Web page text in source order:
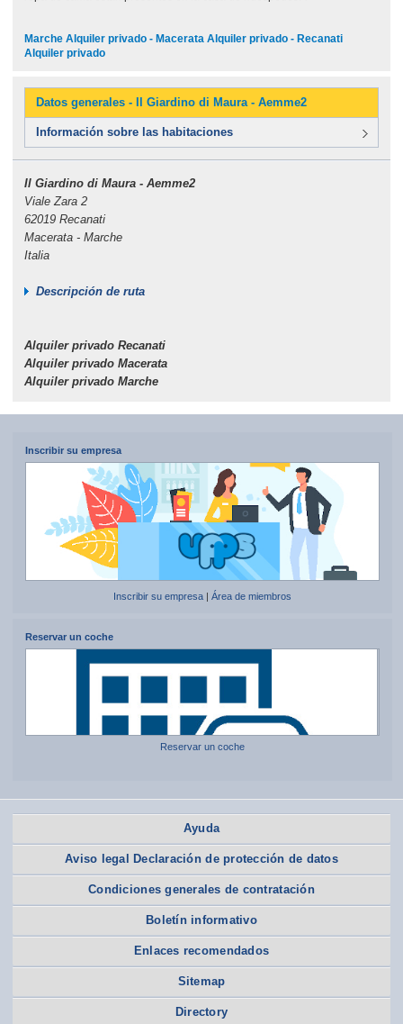
Marche Alquiler privado - Macerata Alquiler privado - Recanati
Alquiler privado
Datos generales - Il Giardino di Maura - Aemme2
Información sobre las habitaciones
Il Giardino di Maura - Aemme2
Viale Zara 2
62019 Recanati
Macerata - Marche
Italia
Descripción de ruta
Alquiler privado Recanati
Alquiler privado Macerata
Alquiler privado Marche
Inscribir su empresa
Inscribir su empresa| Área de miembros
Reservar un coche
Reservar un coche
Ayuda
Aviso legal Declaración de protección de datos
Condiciones generales de contratación
Boletín informativo
Enlaces recomendados
Sitemap
Directory